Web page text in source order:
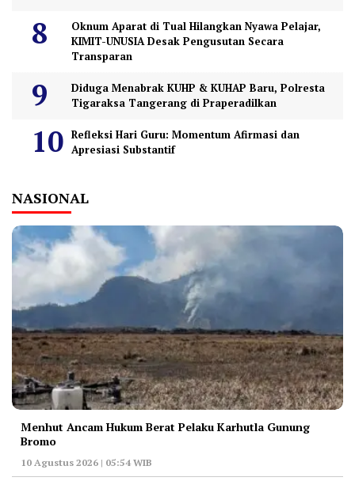
Oknum Aparat di Tual Hilangkan Nyawa Pelajar,
KIMIT-UNUSIA Desak Pengusutan Secara
Transparan
Diduga Menabrak KUHP & KUHAP Baru, Polresta
Tigaraksa Tangerang di Praperadilkan
Refleksi Hari Guru: Momentum Afirmasi dan
Apresiasi Substantif
NASIONAL
Menhut Ancam Hukum Berat Pelaku Karhutla Gunung
Bromo
10 Agustus 2026 | 05:54 WIB